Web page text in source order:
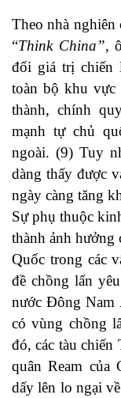
Theo nhà
“Think China”,
đổi giá trị chiến
toàn bộ khu
thành, chính
mạnh tự chủ
ngoài. (9) Tuy
dàng thấy được
ngày càng tăng
Sự phụ thuộc
thành ảnh hưởng
Quốc trong các
đề chồng lấn
nước Đông Nam
có vùng chồng
đó, các tàu chiến
quân Ream của
dấy lên lo ngại